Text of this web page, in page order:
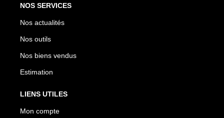
NOS SERVICES
Nos actualités
Nos outils
Nos biens vendus
Estimation
LIENS UTILES
Mon compte